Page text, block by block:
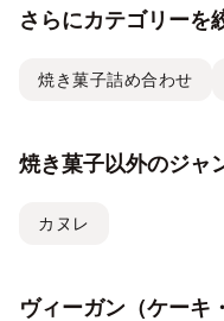
さらにカテゴリーを
焼き菓子詰め合わせ
焼き菓子以外のジャ
カヌレ
ヴィーガン（ケーキ